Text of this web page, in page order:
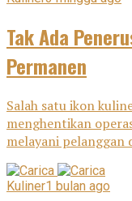
Tak Ada
Permanen
Salah satu ikon
menghentikan
melayani pelanggan
Kuliner1 bulan ago